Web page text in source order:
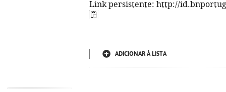
Link persistente: http://
ADICIONAR À LISTA